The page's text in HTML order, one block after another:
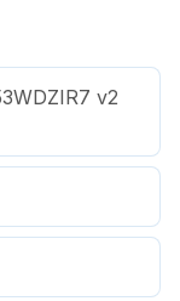
v2